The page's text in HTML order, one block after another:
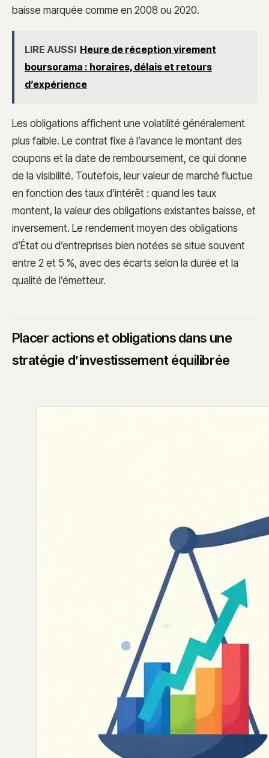
baisse marquée comme en 2008 ou 2020.
LIRE AUSSI Heure de réception virement
boursorama : horaires, délais et retours
d’expérience
Les obligations affichent une volatilité généralement
plus faible. Le contrat fixe à l’avance le montant des
coupons et la date de remboursement, ce qui donne
de la visibilité. Toutefois, leur valeur de marché fluctue
en fonction des taux d’intérêt : quand les taux
montent, la valeur des obligations existantes baisse, et
inversement. Le rendement moyen des obligations
d’État ou d’entreprises bien notées se situe souvent
entre 2 et 5 %, avec des écarts selon la durée et la
qualité de l’émetteur.
Placer actions et obligations dans une
stratégie d’investissement équilibrée